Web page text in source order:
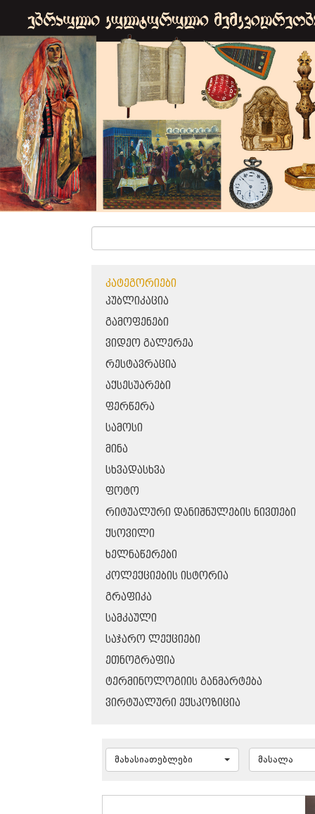
ᲙᲐᲢᲔᲒᲝᲠᲘᲔᲑᲘ
ᲞᲣᲑᲚᲘᲙᲐᲪᲘᲐ
ᲒᲐᲛᲝᲤᲔᲜᲔᲑᲘ
ᲕᲘᲓᲔᲝ ᲒᲐᲚᲔᲠᲔᲐ
ᲠᲔᲡᲢᲐᲕᲠᲐᲪᲘᲐ
ᲐᲥᲡᲔᲡᲣᲐᲠᲔᲑᲘ
ᲤᲔᲠᲬᲔᲠᲐ
ᲡᲐᲛᲝᲡᲘ
ᲛᲘᲜᲐ
ᲡᲮᲕᲐᲓᲐᲡᲮᲕᲐ
ᲤᲝᲢᲝ
ᲠᲘᲢᲣᲐᲚᲣᲠᲘ ᲓᲐᲜᲘᲨᲜᲣᲚᲔᲑᲘᲡ ᲜᲘᲕᲗᲔᲑᲘ
ᲥᲡᲝᲕᲘᲚᲘ
ᲮᲔᲚᲜᲐᲬᲔᲠᲔᲑᲘ
ᲙᲝᲚᲔᲥᲪᲘᲔᲑᲘᲡ ᲘᲡᲢᲝᲠᲘᲐ
ᲒᲠᲐᲤᲘᲙᲐ
ᲡᲐᲛᲙᲐᲣᲚᲘ
ᲡᲐᲯᲐᲠᲝ ᲚᲔᲥᲪᲘᲔᲑᲘ
ᲔᲗᲜᲝᲒᲠᲐᲤᲘᲐ
ᲢᲔᲠᲛᲘᲜᲝᲚᲝᲒᲘᲘᲡ ᲒᲐᲜᲛᲐᲠᲢᲔᲑᲐ
ᲕᲘᲠᲢᲣᲐᲚᲣᲠᲘ ᲔᲥᲡᲞᲝᲖᲘᲪᲘᲐ
მახასიათებლები მასალა